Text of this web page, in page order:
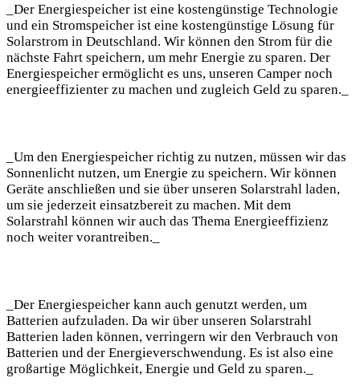
_Der‌ Energiespeicher ist eine‌ kostengünstige ‍Technologie
und ein ‍Stromspeicher ist eine kostengünstige Lösung für
Solarstrom‍ in Deutschland. Wir können den ⁢Strom für die ​
nächste‍ Fahrt speichern, um mehr Energie zu sparen. Der
Energiespeicher ermöglicht es uns, unseren Camper⁣ noch
energieeffizienter zu machen und⁣ zugleich⁤ Geld zu sparen._
_Um den Energiespeicher richtig zu nutzen, müssen‌ wir das
Sonnenlicht nutzen, ⁤um Energie zu speichern. ⁤Wir⁢ können
Geräte‍ anschließen und sie‌ über⁢ unseren Solarstrahl laden,
um ‍sie jederzeit einsatzbereit zu machen.⁢ Mit ‍dem
Solarstrahl können wir ⁢auch ​das‍ Thema Energieeffizienz
noch weiter vorantreiben._
_Der Energiespeicher kann auch genutzt werden, um
Batterien aufzuladen. Da⁤ wir über unseren Solarstrahl
‍Batterien‍ laden können,‍ verringern​ wir den‍ Verbrauch von
Batterien und der Energieverschwendung. Es ist also‌ eine
großartige Möglichkeit, Energie und Geld zu sparen._